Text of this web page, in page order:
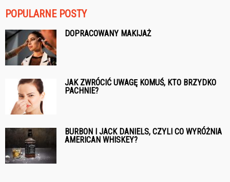
POPULARNE POSTY
DOPRACOWANY MAKIJAŻ
JAK ZWRÓCIĆ UWAGĘ KOMUŚ, KTO BRZYDKO
PACHNIE?
BURBON I JACK DANIELS, CZYLI CO WYRÓŻNIA
AMERICAN WHISKEY?